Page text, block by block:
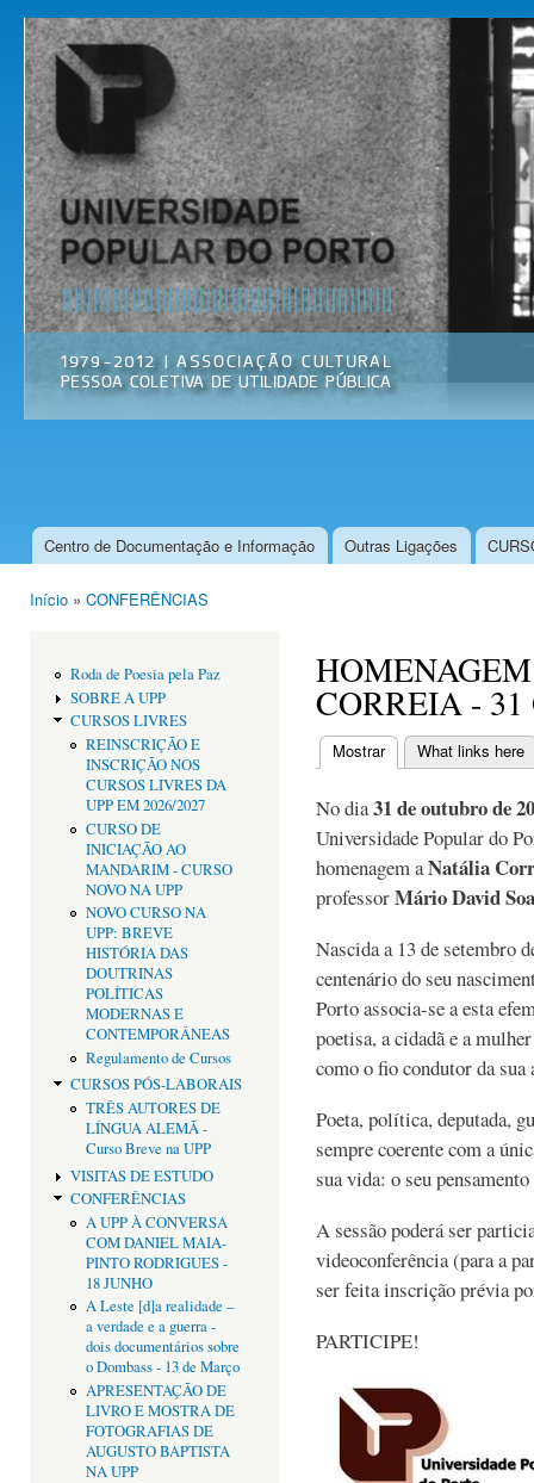
Universidade
Popular do
Porto
Associação
Cultural
Menu principal
Centro de Documentação e Informação Outras Ligações
Início » CONFERÊNCIAS
Roda de Poesia pela Paz
SOBRE A UPP
CURSOS LIVRES
REINSCRIÇÃO E
INSCRIÇÃO NOS
CURSOS LIVRES DA
UPP EM 2026/2027
CURSO DE
INICIAÇÃO AO
MANDARIM - CURSO
NOVO NA UPP
NOVO CURSO NA
UPP: BREVE
HISTÓRIA DAS
DOUTRINAS
POLÍTICAS
MODERNAS E
CONTEMPORÂNEAS
Regulamento de Cursos
CURSOS PÓS-LABORAIS
TRÊS AUTORES DE
LÍNGUA ALEMÃ -
Curso Breve na UPP
VISITAS DE ESTUDO
CONFERÊNCIAS
A UPP À CONVERSA
COM DANIEL MAIA-
PINTO RODRIGUES -
18 JUNHO
A Leste [d]a realidade –
a verdade e a guerra -
dois documentários sobre
o Dombass - 13 de Março
APRESENTAÇÃO DE
LIVRO E MOSTRA DE
FOTOGRAFIAS DE
AUGUSTO BAPTISTA
NA UPP
CORREIA -
Separadores
Mostrar(separador ativo)
What links here
No dia31 de outubro de
Universidade Popular do
homenagem aNatália
professorMário David
Nascida a 13 de setembro
centenário do seu
Porto associa-se a esta
poetisa, a cidadã e a
como o fio condutor da sua
Poeta, política, deputada,
sempre coerente com a
sua vida: o seu
A sessão poderá ser
videoconferência (para a
ser feita inscrição prévia
PARTICIPE!